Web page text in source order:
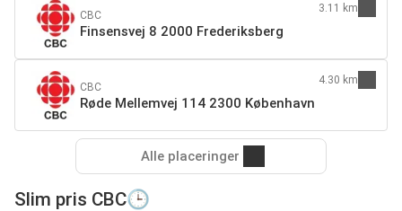
CBC
Finsensvej 8 2000 Frederiksberg
3.11 km
CBC
Røde Mellemvej 114 2300 København
4.30 km
Alle placeringer
Slim pris CBC🕒